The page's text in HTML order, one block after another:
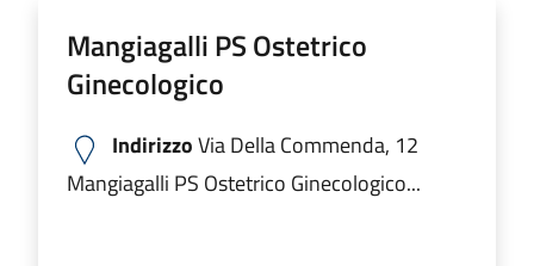
Mangiagalli PS Ostetrico
Ginecologico
IndirizzoVia Della Commenda, 12
Mangiagalli PS Ostetrico Ginecologico...